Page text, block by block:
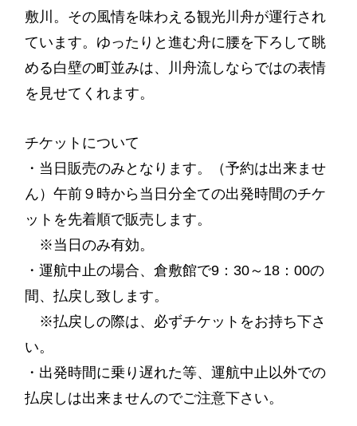
敷川。その風情を味わえる観光川舟が運行され
ています。ゆったりと進む舟に腰を下ろして眺
める白壁の町並みは、川舟流しならではの表情
を見せてくれます。
チケットについて
・当日販売のみとなります。（予約は出来ませ
ん）午前９時から当日分全ての出発時間のチケ
ットを先着順で販売します。
※当日のみ有効。
・運航中止の場合、倉敷館で9：30～18：00の
間、払戻し致します。
※払戻しの際は、必ずチケットをお持ち下さ
い。
・出発時間に乗り遅れた等、運航中止以外での
払戻しは出来ませんのでご注意下さい。